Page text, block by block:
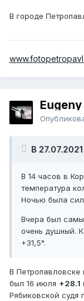
В городе
Eugeny
В
В 14 часов в
температура
Ночью была
Вчера был
очень душный.
+31,5°.
В
был 16 июля +28.1
Рябиковской судя